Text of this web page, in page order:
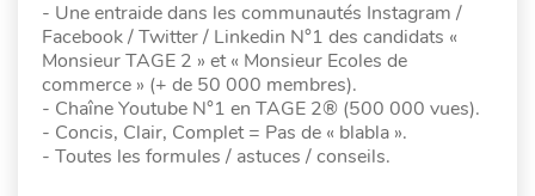
- Une entraide dans les communautés Instagram /
Facebook / Twitter / Linkedin N°1 des candidats «
Monsieur TAGE 2 » et « Monsieur Ecoles de
commerce » (+ de 50 000 membres).
- Chaîne Youtube N°1 en TAGE 2® (500 000 vues).
- Concis, Clair, Complet = Pas de « blabla ».
- Toutes les formules / astuces / conseils.